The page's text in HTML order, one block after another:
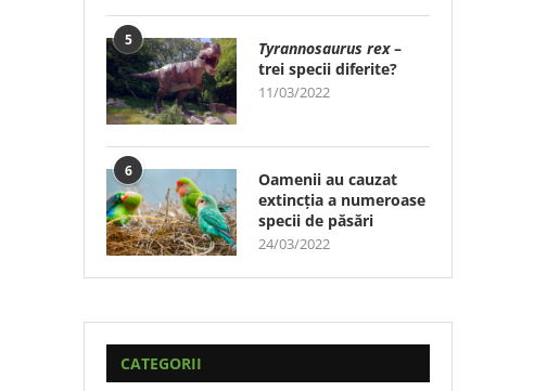
5 Tyrannosaurus rex–
trei specii diferite?
11/03/2022
6
Oamenii au cauzat
extincția a numeroase
specii de păsări
24/03/2022
CATEGORII